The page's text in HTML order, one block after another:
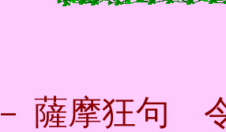
－ 薩摩狂句